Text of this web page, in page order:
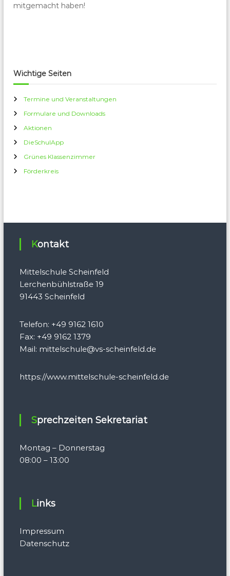
mitgemacht haben!
Wichtige Seiten
Termine und Veranstaltungen
Formulare und Downloads
Aktionen
DieSchulApp
Grünes Klassenzimmer
Förderkreis
Kontakt
Mittelschule Scheinfeld
Lerchenbühlstraße 19
91443 Scheinfeld
Telefon: +49 9162 1610
Fax: +49 9162 1379
Mail: mittelschule@vs-scheinfeld.de
https://www.mittelschule-scheinfeld.de
Sprechzeiten Sekretariat
Montag – Donnerstag
08:00 – 13:00
Links
Impressum
Datenschutz